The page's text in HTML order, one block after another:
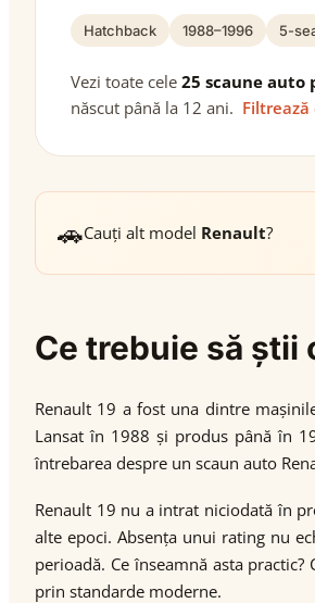
Hatchback 1988–1996 5-
Vezi toate cele 25 scaune
născut până la 12 ani.
🚗Cauți alt model Renault?
Ce trebuie să știi
Renault 19 a fost una dintre
Lansat în 1988 și produs până în
întrebarea despre un scaun auto
Renault 19 nu a intrat niciodată în
alte epoci. Absența unui rating nu
perioadă. Ce înseamnă asta practic?
prin standarde moderne.